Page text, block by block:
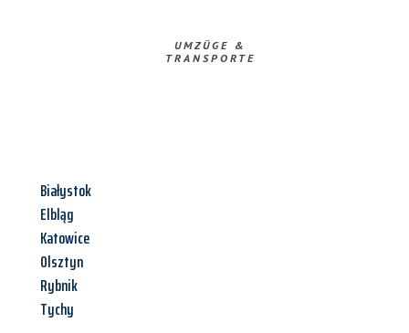
UMZÜGE &
TRANSPORTE
Białystok
Elbląg
Katowice
Olsztyn
Rybnik
Tychy